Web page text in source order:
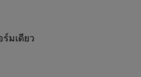
มเดียว